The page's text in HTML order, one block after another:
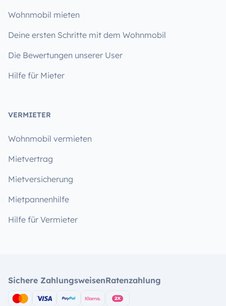
Wohnmobil mieten
Deine ersten Schritte mit dem Wohnmobil
Die Bewertungen unserer User
Hilfe für Mieter
VERMIETER
Wohnmobil vermieten
Mietvertrag
Mietversicherung
Mietpannenhilfe
Hilfe für Vermieter
Sichere ZahlungsweisenRatenzahlung